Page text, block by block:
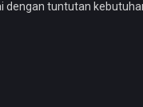
dengan tuntutan